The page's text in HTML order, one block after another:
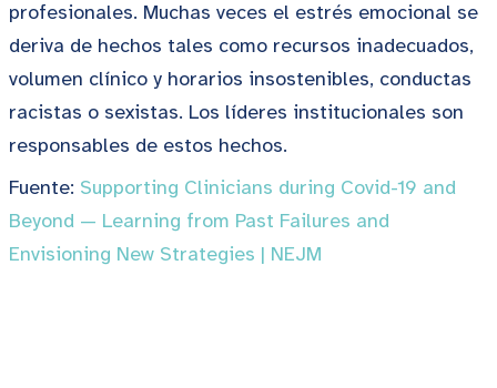
profesionales. Muchas veces el estrés emocional se
deriva de hechos tales como recursos inadecuados,
volumen clínico y horarios insostenibles, conductas
racistas o sexistas. Los líderes institucionales son
responsables de estos hechos.
Fuente: Supporting Clinicians during Covid-19 and
Beyond — Learning from Past Failures and
Envisioning New Strategies | NEJM